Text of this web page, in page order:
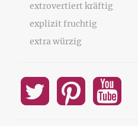
extrovertiert kräftig
explizit fruchtig
extra würzig